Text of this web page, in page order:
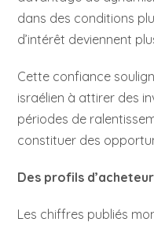
dans des conditions
d’intérêt deviennent
Cette confiance
israélien à attirer des
périodes de
constituer des
Des profils
Les chiffres publiés